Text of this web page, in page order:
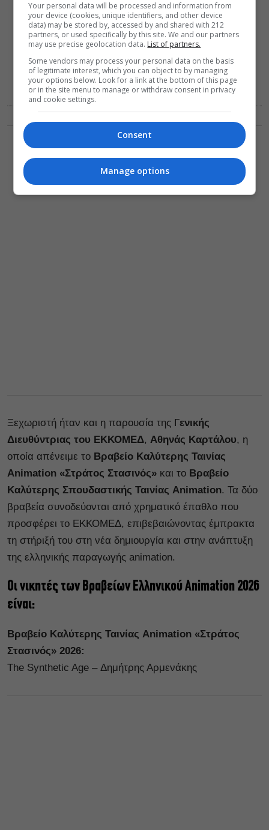
Stavros Charisopoulos Photography/ Αθηνά Καρτάλου
και Νικόλας Κολλινιάτης
Ξεχωριστή ήταν και η παρουσία της Γενικής
Διευθύντριας του ΕΚΚΟΜΕΔ, Αθηνάς Καρτάλου, η
οποία απένειμε το Βραβείο Καλύτερης Ταινίας
Animation «Στράτος Στασινός» και το Βραβείο
Καλύτερης Σπουδαστικής Ταινίας Animation. Τα δύο
βραβεία συνοδεύονται από χρηματικό έπαθλο που
προσφέρει το ΕΚΚΟΜΕΔ, επιβεβαιώνοντας έμπρακτα
τη στήριξή του στη νέα δημιουργία και στην ανάπτυξη
της ελληνικής παραγωγής animation.
Οι νικητές των Βραβείων Ελληνικού Animation 2026
είναι:
Βραβείο Καλύτερης Ταινίας Animation «Στράτος
Στασινός» 2026:
The Synthetic Age – Δημήτρης Αρμενάκης
Your personal data will be processed and information from
your device (cookies, unique identifiers, and other device
data) may be stored by, accessed by and shared with 212
partners, or used specifically by this site. We and our partners
may use precise geolocation data. List of partners.
Some vendors may process your personal data on the basis
of legitimate interest, which you can object to by managing
your options below. Look for a link at the bottom of this page
or in the site menu to manage or withdraw consent in privacy
and cookie settings.
Consent
Manage options